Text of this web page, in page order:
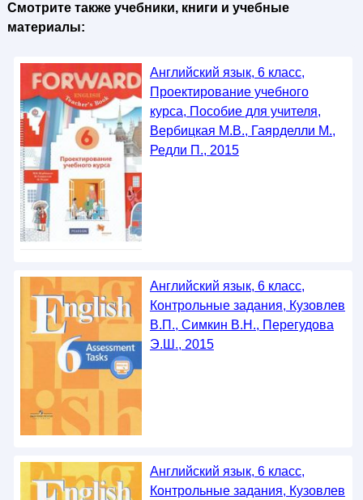
Смотрите также учебники, книги и учебные
материалы:
Английский язык, 6 класс,
Проектирование учебного
курса, Пособие для учителя,
Вербицкая М.В., Гаярделли М.,
Редли П., 2015
Английский язык, 6 класс,
Контрольные задания, Кузовлев
В.П., Симкин В.Н., Перегудова
Э.Ш., 2015
Английский язык, 6 класс,
Контрольные задания, Кузовлев